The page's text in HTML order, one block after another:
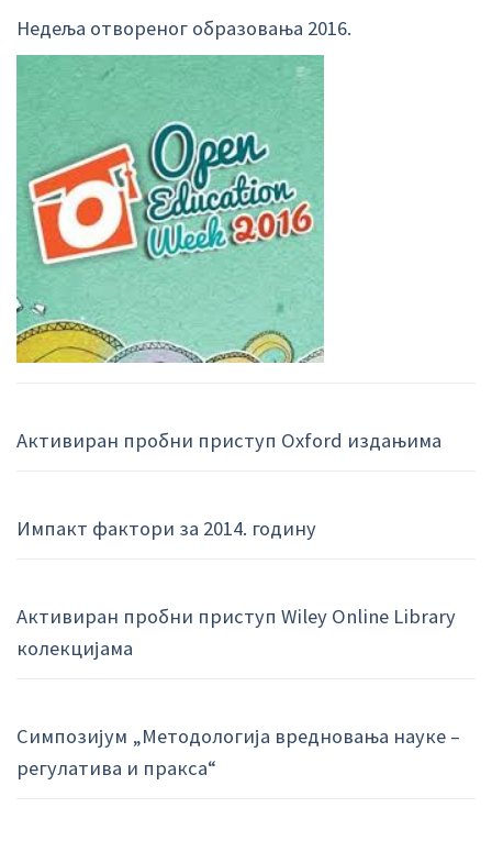
Недеља отвореног образовања 2016.
Активиран пробни приступ Oxford издањима
Импакт фактори за 2014. годину
Активиран пробни приступ Wiley Online Library
колекцијама
Симпозијум „Методологија вредновања науке –
регулатива и пракса“